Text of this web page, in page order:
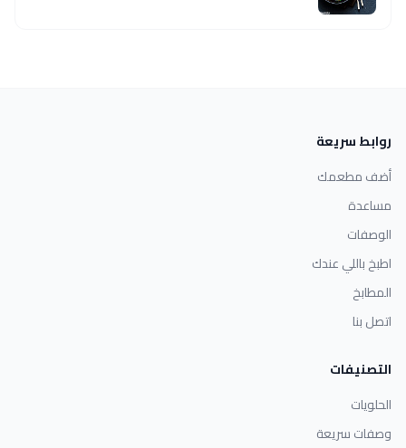
روابط سريعة
أضف مطعمك
مساعدة
الوصفات
اطبخ باللي عندك
المطابخ
اتصل بنا
التصنيفات
الحلويات
وصفات سريعة